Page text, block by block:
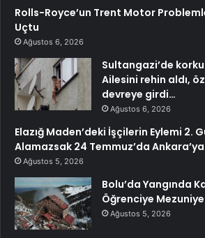
Rolls-Royce’un Trent Motor
Uçtu
Ağustos 6, 2026
Sultangazi’de
Ailesini rehin aldı,
devreye girdi…
Ağustos 6, 2026
Elazığ Maden’deki İşçilerin Eylemi 2.
Alamazsak 24 Temmuz’da
Ağustos 5, 2026
Bolu’da Yangında
Öğrenciye
Ağustos 5, 2026